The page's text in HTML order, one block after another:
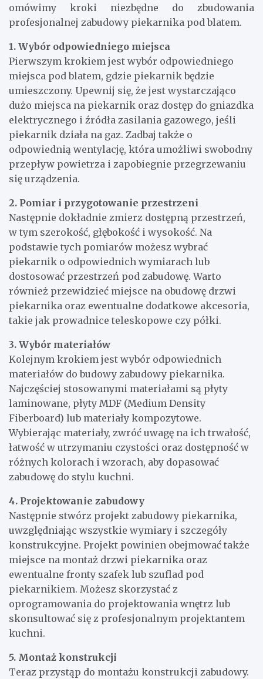
omówimy kroki niezbędne do zbudowania
profesjonalnej zabudowy piekarnika pod blatem.
1. Wybór odpowiedniego miejsca
Pierwszym krokiem jest wybór odpowiedniego
miejsca pod blatem, gdzie piekarnik będzie
umieszczony. Upewnij się, że jest wystarczająco
dużo miejsca na piekarnik oraz dostęp do gniazdka
elektrycznego i źródła zasilania gazowego, jeśli
piekarnik działa na gaz. Zadbaj także o
odpowiednią wentylację, która umożliwi swobodny
przepływ powietrza i zapobiegnie przegrzewaniu
się urządzenia.
2. Pomiar i przygotowanie przestrzeni
Następnie dokładnie zmierz dostępną przestrzeń,
w tym szerokość, głębokość i wysokość. Na
podstawie tych pomiarów możesz wybrać
piekarnik o odpowiednich wymiarach lub
dostosować przestrzeń pod zabudowę. Warto
również przewidzieć miejsce na obudowę drzwi
piekarnika oraz ewentualne dodatkowe akcesoria,
takie jak prowadnice teleskopowe czy półki.
3. Wybór materiałów
Kolejnym krokiem jest wybór odpowiednich
materiałów do budowy zabudowy piekarnika.
Najczęściej stosowanymi materiałami są płyty
laminowane, płyty MDF (Medium Density
Fiberboard) lub materiały kompozytowe.
Wybierając materiały, zwróć uwagę na ich trwałość,
łatwość w utrzymaniu czystości oraz dostępność w
różnych kolorach i wzorach, aby dopasować
zabudowę do stylu kuchni.
4. Projektowanie zabudowy
Następnie stwórz projekt zabudowy piekarnika,
uwzględniając wszystkie wymiary i szczegóły
konstrukcyjne. Projekt powinien obejmować także
miejsce na montaż drzwi piekarnika oraz
ewentualne fronty szafek lub szuflad pod
piekarnikiem. Możesz skorzystać z
oprogramowania do projektowania wnętrz lub
skonsultować się z profesjonalnym projektantem
kuchni.
5. Montaż konstrukcji
Teraz przystąp do montażu konstrukcji zabudowy.